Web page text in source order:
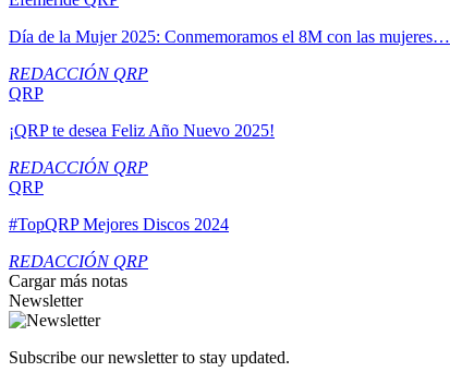
Día de la Mujer 2025: Conmemoramos el 8M con las mujeres…
REDACCIÓN QRP
QRP
¡QRP te desea Feliz Año Nuevo 2025!
REDACCIÓN QRP
QRP
#TopQRP Mejores Discos 2024
REDACCIÓN QRP
Cargar más notas
Newsletter
Subscribe our newsletter to stay updated.